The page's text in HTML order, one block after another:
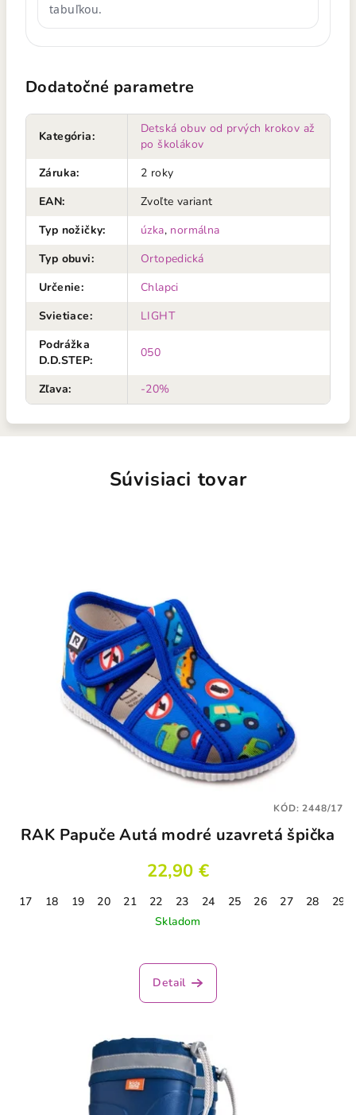
tabuľkou.
Dodatočné parametre
Kategória:
Detská obuv od prvých krokov až
po školákov
Záruka:
2 roky
EAN:
Zvoľte variant
Typ nožičky: úzka, normálna
Typ obuvi:
Ortopedická
Určenie:
Chlapci
Svietiace:
LIGHT
Podrážka
D.D.STEP:
050
Zľava: -20%
Súvisiaci tovar
RAK Papuče Autá modré uzavretá špička
22,90 €
17 18 19 20 21 22 23 24 25 26 27 28
29
Skladom
hodnotenie
produktu
5
hviezdičiek.
Detail
KÓD:2448/17